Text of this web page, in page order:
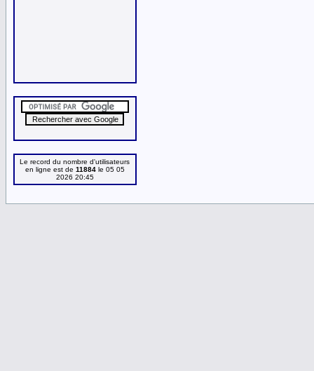
Le record du nombre d'utilisateurs
en ligne est de 11884le 05 05
2026 20:45